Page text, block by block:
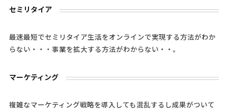
セミリタイア
最速最短でセミリタイア生活をオンラインで実現する方法がわか
らない・・・事業を拡大する方法がわからない・・。
マーケティング
複雑なマーケティング戦略を導入しても混乱するし成果がついて